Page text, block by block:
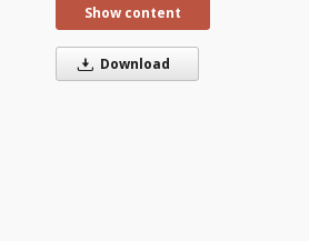
Show content
Download